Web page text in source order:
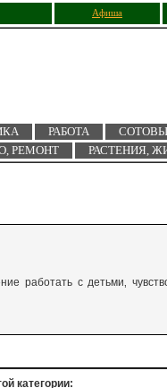
Афиша
РАБОТА
РЕМОНТ РАСТЕНИЯ,
работать с детьми‚
категории: